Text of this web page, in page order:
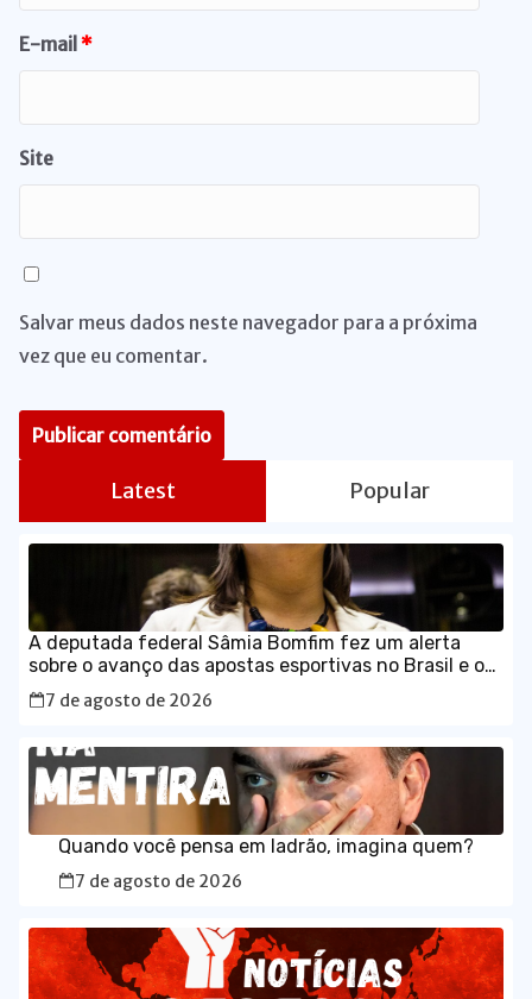
E-mail*
Site
Salvar meus dados neste navegador para a próxima
vez que eu comentar.
Latest Popular
A deputada federal Sâmia Bomfim fez um alerta
sobre o avanço das apostas esportivas no Brasil e os
impactos que as chamadas “bets” têm provocado no
orçamento das famílias.
7 de agosto de 2026
Quando você pensa em ladrão, imagina quem?
7 de agosto de 2026